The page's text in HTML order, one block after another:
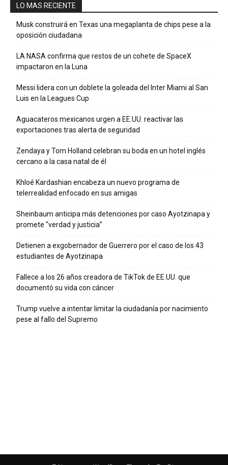
LO MAS RECIENTE
Musk construirá en Texas una megaplanta de chips pese a la
oposición ciudadana
LA NASA confirma que restos de un cohete de SpaceX
impactaron en la Luna
Messi lidera con un doblete la goleada del Inter Miami al San
Luis en la Leagues Cup
Aguacateros mexicanos urgen a EE.UU. reactivar las
exportaciones tras alerta de seguridad
Zendaya y Tom Holland celebran su boda en un hotel inglés
cercano a la casa natal de él
Khloé Kardashian encabeza un nuevo programa de
telerrealidad enfocado en sus amigas
Sheinbaum anticipa más detenciones por caso Ayotzinapa y
promete “verdad y justicia”
Detienen a exgobernador de Guerrero por el caso de los 43
estudiantes de Ayotzinapa
Fallece a los 26 años creadora de TikTok de EE.UU. que
documentó su vida con cáncer
Trump vuelve a intentar limitar la ciudadanía por nacimiento
pese al fallo del Supremo